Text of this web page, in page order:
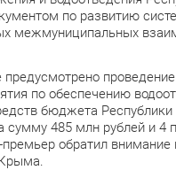
по развитию
межмуниципальных
по обеспечению
бюджета
сумму 485 млн рублей и 4
обратил внимание